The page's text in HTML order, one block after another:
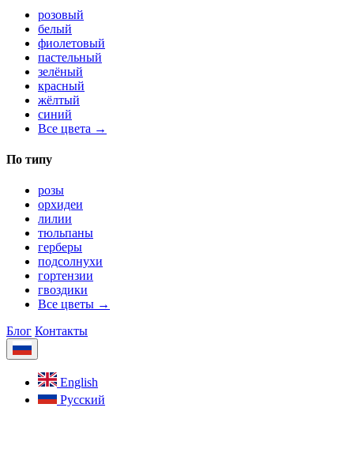
розовый
белый
фиолетовый
пастельный
зелёный
красный
жёлтый
синий
Все цвета →
По типу
розы
орхидеи
лилии
тюльпаны
герберы
подсолнухи
гортензии
гвоздики
Все цветы →
Блог Контакты
English
Русский